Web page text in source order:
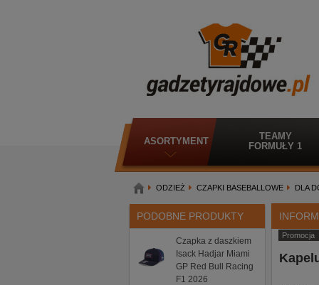
ASORTYMENT
TEAMY
FORMUŁY 1
ODZIEŻ CZAPKI BASEBALLOWE DLA
PODOBNE PRODUKTY
Czapka z daszkiem
Isack Hadjar Miami
GP Red Bull Racing
F1 2026
Promocja